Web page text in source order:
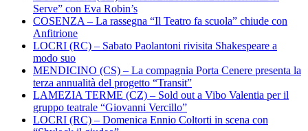
Serve” con Eva Robin’s
COSENZA – La rassegna “Il Teatro fa scuola” chiude con
Anfitrione
LOCRI (RC) – Sabato Paolantoni rivisita Shakespeare a
modo suo
MENDICINO (CS) – La compagnia Porta Cenere presenta la
terza annualità del progetto “Transit”
LAMEZIA TERME (CZ) – Sold out a Vibo Valentia per il
gruppo teatrale “Giovanni Vercillo”
LOCRI (RC) – Domenica Ennio Coltorti in scena con